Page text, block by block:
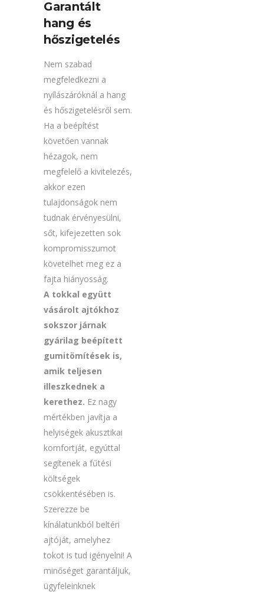
Garantált
hang és
hőszigetelés
Nem szabad
megfeledkezni a
nyílászáróknál a hang
és hőszigetelésről sem.
Ha a beépítést
követően vannak
hézagok, nem
megfelelő a kivitelezés,
akkor ezen
tulajdonságok nem
tudnak érvényesülni,
sőt, kifejezetten sok
kompromisszumot
követelhet meg ez a
fajta hiányosság.
A tokkal együtt
vásárolt ajtókhoz
sokszor járnak
gyárilag beépített
gumitömítések is,
amik teljesen
illeszkednek a
kerethez. Ez nagy
mértékben javítja a
helyiségek akusztikai
komfortját, egyúttal
segítenek a fűtési
költségek
csökkentésében is.
Szerezze be
kínálatunkból beltéri
ajtóját, amelyhez
tokot is tud igényelni! A
minőséget garantáljuk,
ügyfeleinknek